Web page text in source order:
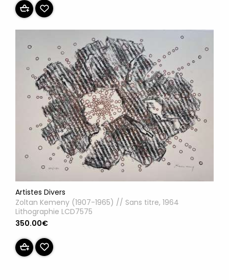
Artistes Divers
Zoltan Kemeny (1907-1965) // Sans titre, 1964
Lithographie LCD7575
350.00€